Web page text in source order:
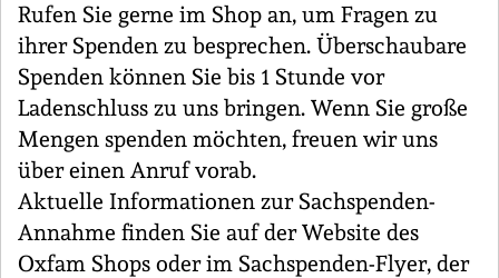
Rufen Sie gerne im Shop an, um Fragen zu
ihrer Spenden zu besprechen. Überschaubare
Spenden können Sie bis 1 Stunde vor
Ladenschluss zu uns bringen. Wenn Sie große
Mengen spenden möchten, freuen wir uns
über einen Anruf vorab.
Aktuelle Informationen zur Sachspenden-
Annahme finden Sie auf der Website des
Oxfam Shops oder im Sachspenden-Flyer, der